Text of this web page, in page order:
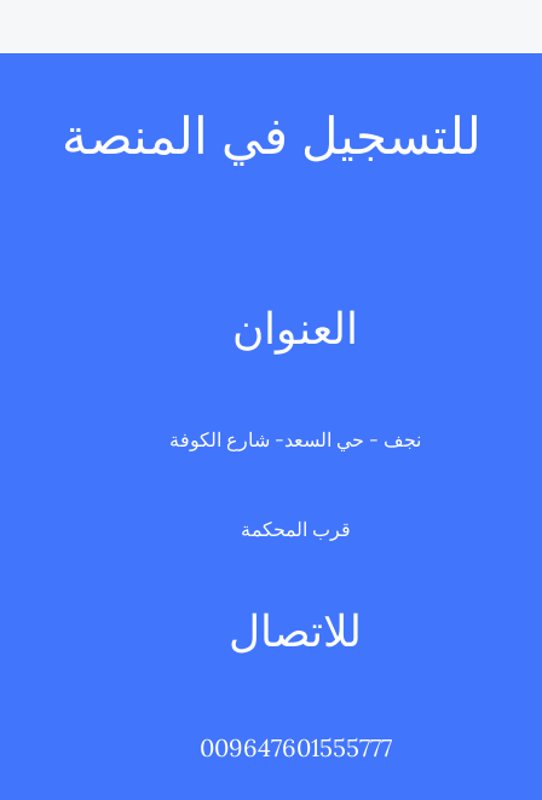
للتسجيل في المنصة
العنوان
نجف - حي السعد- شارع الكوفة
قرب المحكمة
للاتصال
009647601555777